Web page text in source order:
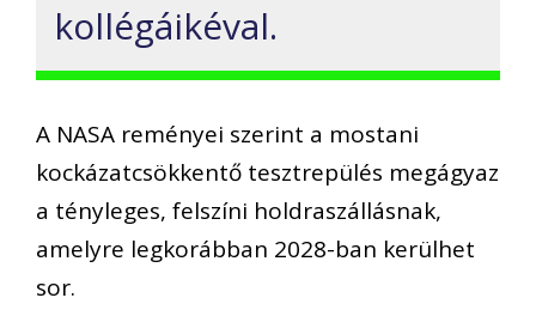
kollégáikéval.
A NASA reményei szerint a mostani
kockázatcsökkentő tesztrepülés megágyaz
a tényleges, felszíni holdraszállásnak,
amelyre legkorábban 2028-ban kerülhet
sor.